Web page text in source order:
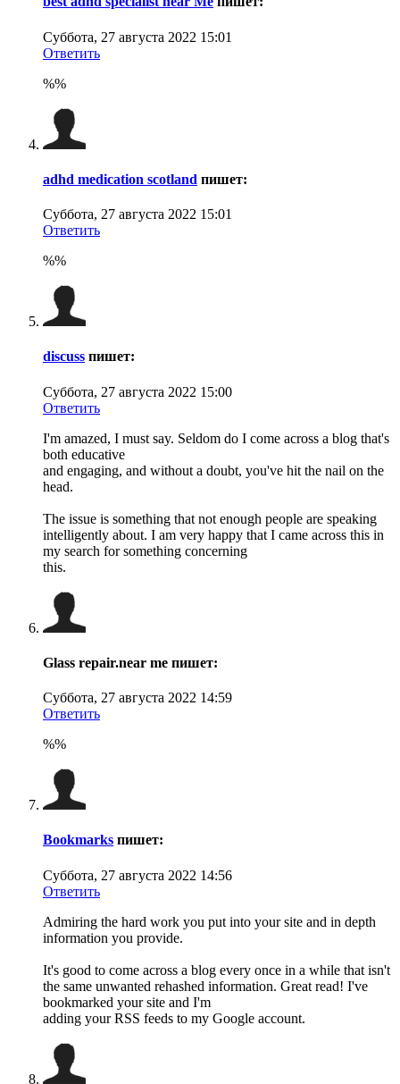
Суббота, 27 августа 2022 15:01
Ответить
%%
adhd medication scotland пишет:
Суббота, 27 августа 2022 15:01
Ответить
%%
discuss пишет:
Суббота, 27 августа 2022 15:00
Ответить
I'm amazed, I must say. Seldom do I come across a blog that's
both educative
and engaging, and without a doubt, you've hit the nail on the
head.
The issue is something that not enough people are speaking
intelligently about. I am very happy that I came across this in
my search for something concerning
this.
Glass repair.near me пишет:
Суббота, 27 августа 2022 14:59
Ответить
%%
Bookmarks пишет:
Суббота, 27 августа 2022 14:56
Ответить
Admiring the hard work you put into your site and in depth
information you provide.
It's good to come across a blog every once in a while that isn't
the same unwanted rehashed information. Great read! I've
bookmarked your site and I'm
adding your RSS feeds to my Google account.